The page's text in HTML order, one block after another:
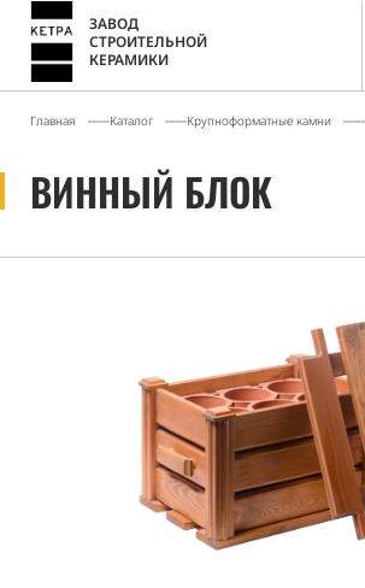
ЗАВОД
СТРОИТЕЛЬНОЙ
КЕРАМИКИ
Главная Каталог Крупноформатные камни
ВИННЫЙ БЛОК